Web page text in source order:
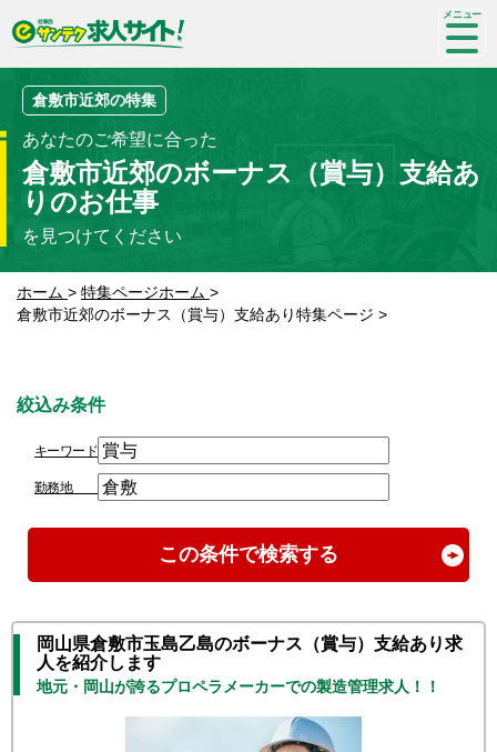
SP-
me
倉敷市近郊の特集
あなたのご希望に合った
倉敷市近郊のボーナス（賞与）支給あ
りのお仕事
を見つけてください
ホーム > 特集ページホーム >
倉敷市近郊のボーナス（賞与）支給あり特集ページ >
絞込み条件
キーワード
勤務地
この条件で検索する
岡山県倉敷市玉島乙島のボーナス（賞与）支給あり求
人を紹介します
地元・岡山が誇るプロペラメーカーでの製造管理求人！！